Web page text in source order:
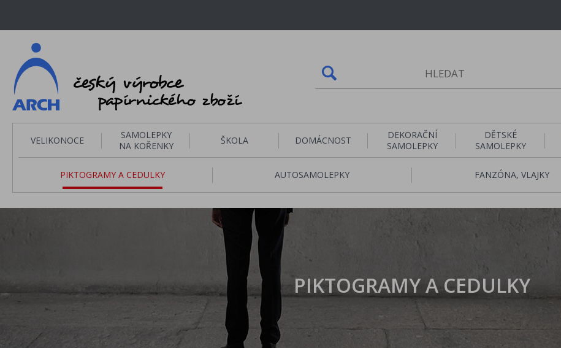
VELIKONOCE
SAMOLEPKY
NA KOŘENKY
ŠKOLA DOMÁCNOST
DEKORAČNÍ
SAMOLEPKY
DĚTSKÉ
SAMOLEPKY
PIKTOGRAMY A CEDULKY AUTOSAMOLEPKY FANZÓNA, VLAJKY
PIKTOGRAMY A CEDULKY